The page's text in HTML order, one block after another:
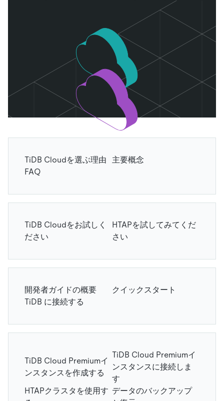
TiDB Cloudを選ぶ理由
主要概念
FAQ
TiDB Cloudをお試しく
ださい
HTAPを試してみてくだ
さい
開発者ガイドの概要
クイックスタート
TiDB に接続する
TiDB Cloud Premiumイ
ンスタンスを作成する
TiDB Cloud Premiumイ
ンスタンスに接続しま
す
HTAPクラスタを使用す データのバックアップ